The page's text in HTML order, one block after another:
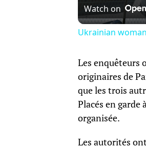
Watch on
Ukrainian
Les enquêteurs
originaires de
que les trois
Placés en
organisée.
Les autorités